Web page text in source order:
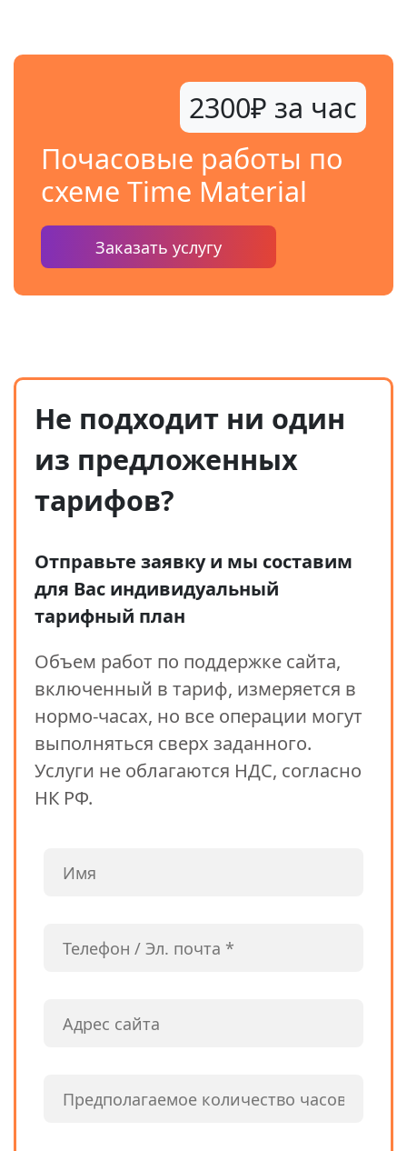
2300₽ за час
Почасовые работы по
схеме Time Material
Заказать услугу
Не подходит ни один
из предложенных
тарифов?
Отправьте заявку и мы составим
для Вас индивидуальный
тарифный план
Объем работ по поддержке сайта,
включенный в тариф, измеряется в
нормо-часах, но все операции могут
выполняться сверх заданного.
Услуги не облагаются НДС, согласно
НК РФ.